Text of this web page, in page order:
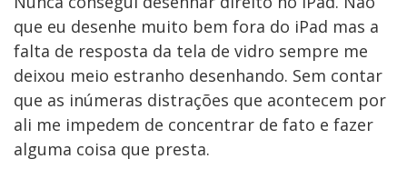
que eu desenhe muito bem fora do iPad mas a
falta de resposta da tela de vidro sempre me
deixou meio estranho desenhando. Sem contar
que as inúmeras distrações que acontecem por
ali me impedem de concentrar de fato e fazer
alguma coisa que presta.